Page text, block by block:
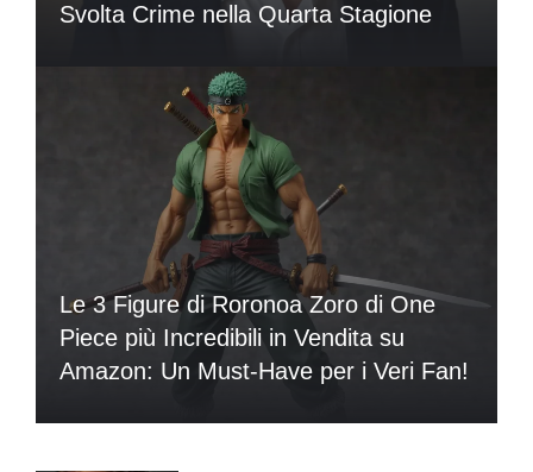
Svolta Crime nella Quarta Stagione
Le 3 Figure di Roronoa Zoro di One
Piece più Incredibili in Vendita su
Amazon: Un Must-Have per i Veri Fan!